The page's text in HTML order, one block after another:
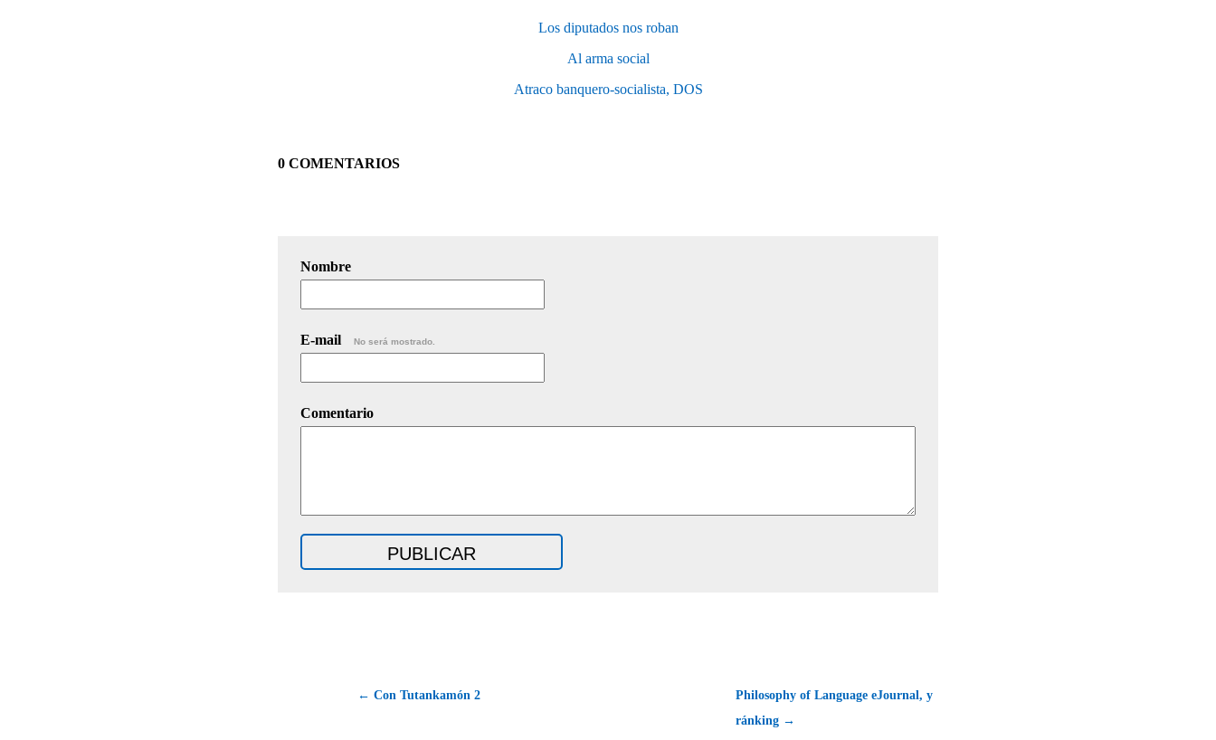
Los diputados nos roban
Al arma social
Atraco banquero-socialista, DOS
0 COMENTARIOS
Nombre
E-mail No será mostrado.
Comentario
← Con Tutankamón 2
Philosophy of Language eJournal, y
ránking →